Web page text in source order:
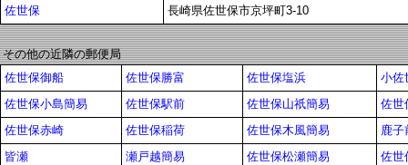
佐世保
長崎県佐世保市京坪町3-10
その他の近隣の郵便局
佐世保御船
佐世保勝富 佐世保塩浜
小佐
佐世保小島簡易
佐世保駅前 佐世保山祇簡易
佐世
佐世保赤崎
佐世保稲荷 佐世保木風簡易
鹿子
皆瀬
瀬戸越簡易 佐世保松瀬簡易
佐世